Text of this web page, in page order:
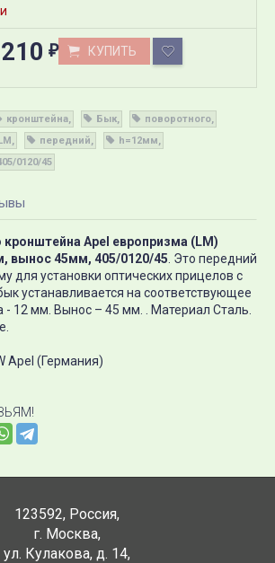
₽ КУПИТЬ
кронштейна Бык
поворотного
передний
h=12мм
0120/45
Apel европризма (LM)
вынос 45мм, 405/0120/45 . Это передний
для установки оптических прицелов с
устанавливается на соответствующее
- 12 мм. Вынос – 45 мм. . Материал Сталь.
Apel (Германия)
123592, Россия,
г. Москва,
ул. Кулакова, д. 14,